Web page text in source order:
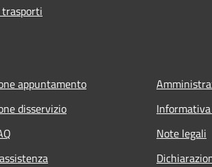
appuntamento
disservizio
Note legali